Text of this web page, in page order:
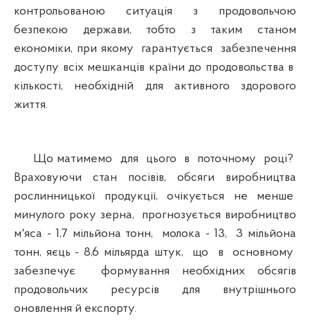
контрольованою ситуація з продовольчою
безпекою держави, тобто з таким станом
економіки, при якому гарантується забезпечення
доступу всіх мешканців країни до продовольства в
кількості, необхідній для активного здорового
життя.
Що матимемо для цього в поточному році?
Враховуючи стан посівів, обсяги виробництва
рослинницької продукції, очікується не менше
минулого року зерна, прогнозується виробництво
м'яса - 1,7 мільйона тонн, молока - 13, 3 мільйона
тонн, яєць - 8,6 мільярда штук, що в основному
забезпечує формування необхідних обсягів
продовольчих ресурсів для внутрішнього
оновлення й експорту.